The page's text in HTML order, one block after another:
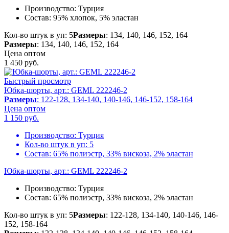
Производство: Турция
Состав: 95% хлопок, 5% эластан
Кол-во штук в уп: 5Размеры: 134, 140, 146, 152, 164
Размеры: 134, 140, 146, 152, 164
Цена оптом
1 450 руб.
Быстрый просмотр
Юбка-шорты, арт.: GEML 222246-2
Размеры: 122-128, 134-140, 140-146, 146-152, 158-164
Цена оптом
1 150 руб.
Производство: Турция
Кол-во штук в уп: 5
Состав: 65% полиэстр, 33% вискоза, 2% эластан
Юбка-шорты, арт.: GEML 222246-2
Производство: Турция
Состав: 65% полиэстр, 33% вискоза, 2% эластан
Кол-во штук в уп: 5Размеры: 122-128, 134-140, 140-146, 146-
152, 158-164